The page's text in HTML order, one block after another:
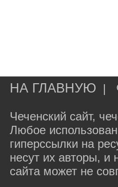
НА ГЛАВНУЮ |
Чеченский сайт,
Любое
гиперссылки на
несут их авторы,
сайта может не